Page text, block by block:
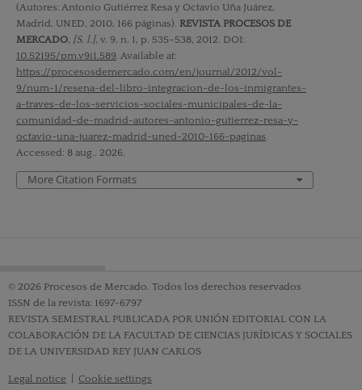
(Autores: Antonio Gutiérrez Resa y Octavio Uña Juárez,
Madrid, UNED, 2010, 166 páginas). REVISTA PROCESOS DE
MERCADO, [S. l.], v. 9, n. 1, p. 535–538, 2012. DOI:
10.52195/pm.v9i1.589 . Available at:
https://procesosdemercado.com/en/journal/2012/vol-
9/num-1/resena-del-libro-integracion-de-los-inmigrantes-
a-traves-de-los-servicios-sociales-municipales-de-la-
comunidad-de-madrid-autores-antonio-gutierrez-resa-y-
octavio-una-juarez-madrid-uned-2010-166-paginas
Accessed: 8 aug.. 2026.
More Citation Formats
© 2026 Procesos de Mercado. Todos los derechos reservados
ISSN de la revista: 1697-6797
REVISTA SEMESTRAL PUBLICADA POR UNIÓN EDITORIAL CON LA
COLABORACIÓN DE LA FACULTAD DE CIENCIAS JURÍDICAS Y SOCIALES
DE LA UNIVERSIDAD REY JUAN CARLOS
Legal notice Cookie settings